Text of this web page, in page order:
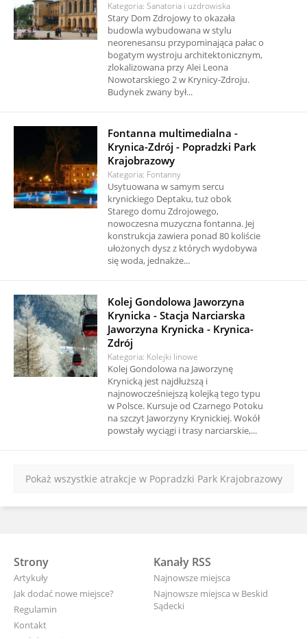
Kategoria: Sanatoria i uzdrowiska
Stary Dom Zdrojowy to okazała
budowla wybudowana w stylu
neorenesansu przypominająca pałac o
bogatym wystroju architektonicznym,
zlokalizowana przy Alei Leona
Nowotarskiego 2 w Krynicy-Zdroju.
Budynek zwany był...
Fontanna multimedialna -
Krynica-Zdrój - Popradzki Park
Krajobrazowy
Kategoria: Fontanny
Usytuowana w samym sercu
krynickiego Deptaku, tuż obok
Starego domu Zdrojowego,
nowoczesna muzyczna fontanna. Jej
konstrukcja zawiera ponad 80 koliście
ułożonych dysz z których wydobywa
się woda, jednakże...
Kolej Gondolowa Jaworzyna
Krynicka - Stacja Narciarska
Jaworzyna Krynicka - Krynica-
Zdrój
Kategoria: Kolejki linowe
Kolej Gondolowa na Jaworzynę
Krynicką jest najdłuższą i
najnowocześniejszą kolejką tego typu
w Polsce. Kursuje od Czarnego Potoku
na szczyt Jaworzyny Krynickiej. Wokół
powstały wyciągi i trasy narciarskie,...
Pokaż wszystkie atrakcje w Popradzki Park Krajobrazowy
Strony
Artykuły
Jak dodać nowe miejsce?
Regulamin
Kontakt
Kanały RSS
Najnowsze miejsca
Najnowsze miejsca w Beskid
Sądecki